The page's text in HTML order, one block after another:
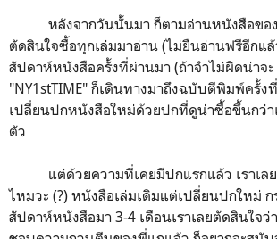
หลังจากวันนั้นมา ก็ตามอ่านหนังสือของ
ตัดสินใจซื้อทุกเล่มมาอ่าน (ไม่ยืนอ่านฟรีอีกแล้
สัปดาห์หนังสือครั้งที่ผ่านมา (ถ้าจำไม่ผิดน่าจ
"NY1stTIME" ก็เดินทางมาถึงฉบับตีพิมพ์ครั้ง
เปลี่ยนปกหนังสือใหม่ด้วยปกที่ดูน่าซื้อขึ้นกว่า
ตัว
แต่ด้วยความที่เคยมีปกแรกแล้ว เราเลย
ไหมวะ (?) หนังสือเล่มเดิมแต่เปลี่ยนปกใหม่
สัปดาห์หนังสือมา 3-4 เดือนเราเลยตัดสินใจ